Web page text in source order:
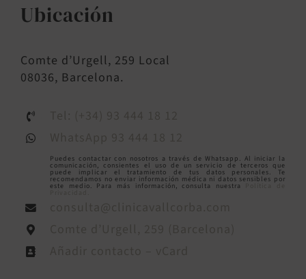
Ubicación
Comte d’Urgell, 259 Local
08036, Barcelona.
Puedes contactar con nosotros a través de Whatsapp. Al iniciar la
comunicación, consientes el uso de un servicio de terceros que
puede implicar el tratamiento de tus datos personales. Te
recomendamos no enviar información médica ni datos sensibles por
este medio. Para más información, consulta nuestra